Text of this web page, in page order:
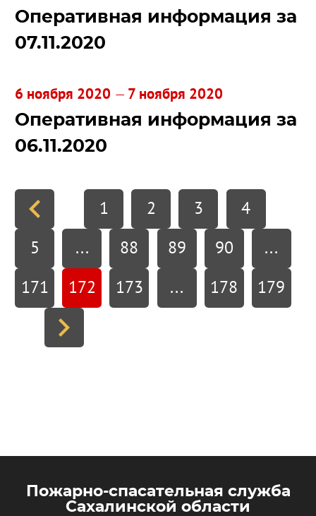
Оперативная информация за
07.11.2020
6 ноября 2020 — 7 ноября 2020
Оперативная информация за
06.11.2020
1 2 3 4
5 ... 88 89 90 ...
171 172 173 ... 178 179
Пожарно-спасательная служба
Сахалинской области